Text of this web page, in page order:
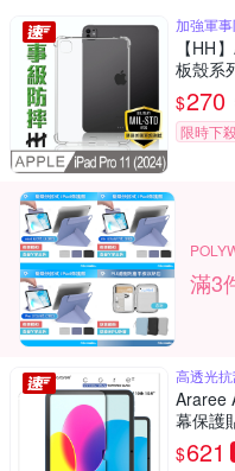
加強軍
【HH
板殼系
$270
限時下
滿3
高透光
Araree
幕保護
$621